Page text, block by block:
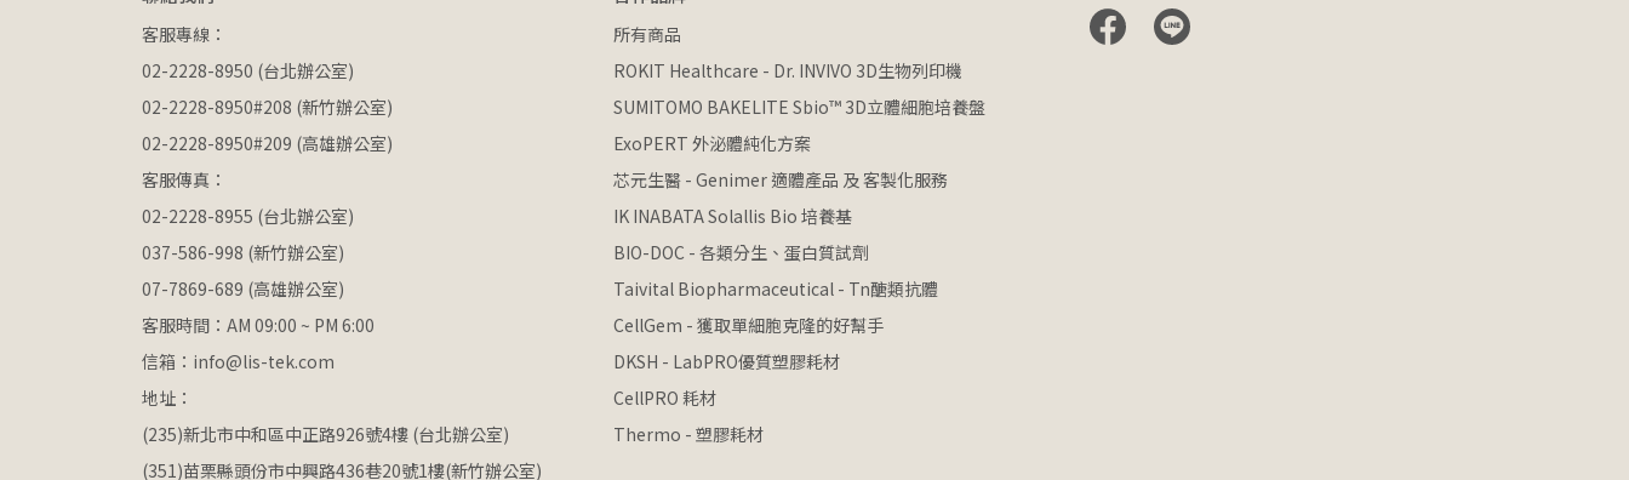
客服專線：
02-2228-8950 (台北辦公室)
02-2228-8950#208 (新竹辦公室)
02-2228-8950#209 (高雄辦公室)
客服傳真：
02-2228-8955 (台北辦公室)
037-586-998 (新竹辦公室)
07-7869-689 (高雄辦公室)
客服時間：AM 09:00 ~ PM 6:00
信箱：info@lis-tek.com
地址：
(235)新北市中和區中正路926號4樓 (台北辦公室)
(351)苗栗縣頭份市中興路436巷20號1樓(新竹辦公室)
所有商品
ROKIT Healthcare - Dr. INVIVO 3D生物列印機
SUMITOMO BAKELITE Sbio™ 3D立體細胞培養盤
ExoPERT 外泌體純化方案
芯元生醫 - Genimer 適體產品 及 客製化服務
IK INABATA Solallis Bio 培養基
BIO-DOC - 各類分生、蛋白質試劑
Taivital Biopharmaceutical - Tn醣類抗體
CellGem - 獲取單細胞克隆的好幫手
DKSH - LabPRO優質塑膠耗材
CellPRO 耗材
Thermo - 塑膠耗材